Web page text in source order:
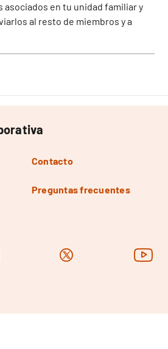
asociados en tu unidad familiar y
al resto de miembros y a
Contacto
Preguntas frecuentes